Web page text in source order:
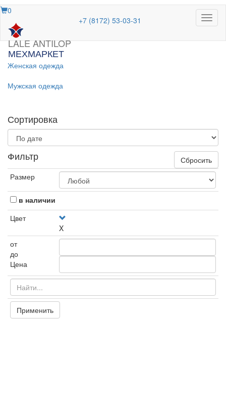
Меню
0
LALE ANTILOP
МЕХМАРКЕТ
+7 (8172) 53-03-31
Женская одежда
Мужская одежда
Сортировка
Фильтр
Сбросить
Размер
в наличии
Цвет
X
от
до
Цена
Применить